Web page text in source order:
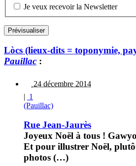
Je veux recevoir la Newsletter
Lòcs (lieux-dits = toponymie,
Pauillac :
24 décembre 2014
| 1
(Pauillac)
Rue Jean-Jaurès
Joyeux Noël à tous !
Et pour illustrer Noël,
photos (…)